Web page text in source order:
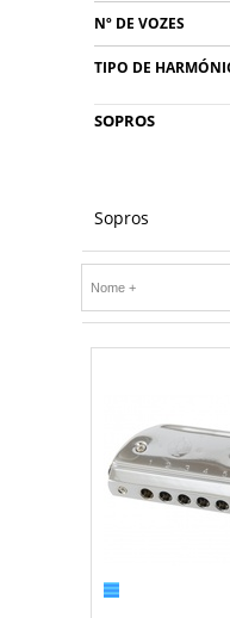
Nº DE VOZES
TIPO DE
SOPROS
Sopros